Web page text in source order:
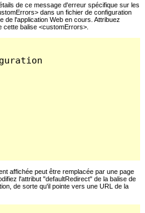
de ce message d'erreur spécifique sur les
dans un fichier de configuration
de l'application Web en cours. Attribuez
cette balise <customErrors>.
affichée peut être remplacée par une page
l'attribut "defaultRedirect" de la balise de
de sorte qu'il pointe vers une URL de la